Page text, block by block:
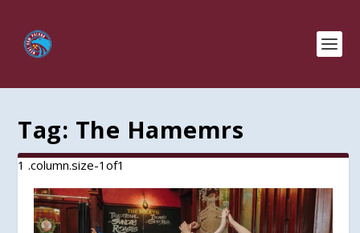
Tag: The Hamemrs